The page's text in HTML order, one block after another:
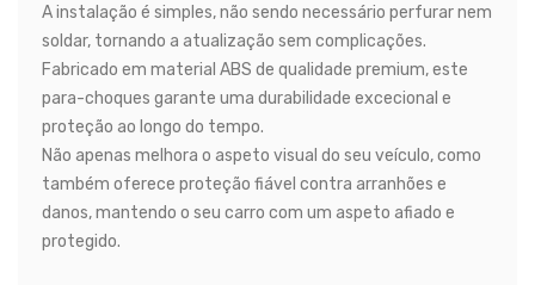
A instalação é simples, não sendo necessário perfurar nem
soldar, tornando a atualização sem complicações.
Fabricado em material ABS de qualidade premium, este
para-choques garante uma durabilidade excecional e
proteção ao longo do tempo.
Não apenas melhora o aspeto visual do seu veículo, como
também oferece proteção fiável contra arranhões e
danos, mantendo o seu carro com um aspeto afiado e
protegido.